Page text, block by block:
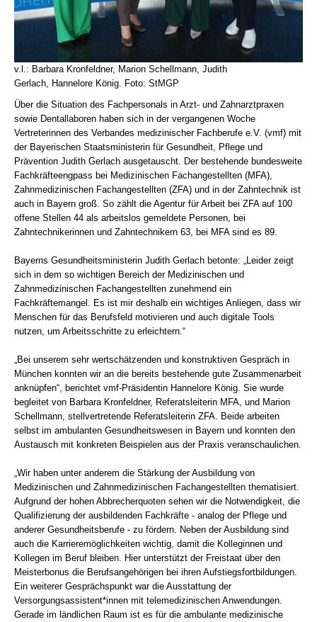
v.l.: Barbara Kronfeldner, Marion Schellmann, Judith
Gerlach, Hannelore König. Foto: StMGP
Über die Situation des Fachpersonals in Arzt- und Zahnarztpraxen
sowie Dentallaboren haben sich in der vergangenen Woche
Vertreterinnen des Verbandes medizinischer Fachberufe e.V. (vmf) mit
der Bayerischen Staatsministerin für Gesundheit, Pflege und
Prävention Judith Gerlach ausgetauscht. Der bestehende bundesweite
Fachkräfteengpass bei Medizinischen Fachangestellten (MFA),
Zahnmedizinischen Fachangestellten (ZFA) und in der Zahntechnik ist
auch in Bayern groß. So zählt die Agentur für Arbeit bei ZFA auf 100
offene Stellen 44 als arbeitslos gemeldete Personen, bei
Zahntechnikerinnen und Zahntechnikern 63, bei MFA sind es 89.
Bayerns Gesundheitsministerin Judith Gerlach betonte: „Leider zeigt
sich in dem so wichtigen Bereich der Medizinischen und
Zahnmedizinischen Fachangestellten zunehmend ein
Fachkräftemangel. Es ist mir deshalb ein wichtiges Anliegen, dass wir
Menschen für das Berufsfeld motivieren und auch digitale Tools
nutzen, um Arbeitsschritte zu erleichtern.“
„Bei unserem sehr wertschätzenden und konstruktiven Gespräch in
München konnten wir an die bereits bestehende gute Zusammenarbeit
anknüpfen“, berichtet vmf-Präsidentin Hannelore König. Sie wurde
begleitet von Barbara Kronfeldner, Referatsleiterin MFA, und Marion
Schellmann, stellvertretende Referatsleiterin ZFA. Beide arbeiten
selbst im ambulanten Gesundheitswesen in Bayern und konnten den
Austausch mit konkreten Beispielen aus der Praxis veranschaulichen.
„Wir haben unter anderem die Stärkung der Ausbildung von
Medizinischen und Zahnmedizinischen Fachangestellten thematisiert.
Aufgrund der hohen Abbrecherquoten sehen wir die Notwendigkeit, die
Qualifizierung der ausbildenden Fachkräfte - analog der Pflege und
anderer Gesundheitsberufe - zu fördern. Neben der Ausbildung sind
auch die Karrieremöglichkeiten wichtig, damit die Kolleginnen und
Kollegen im Beruf bleiben. Hier unterstützt der Freistaat über den
Meisterbonus die Berufsangehörigen bei ihren Aufstiegsfortbildungen.
Ein weiterer Gesprächspunkt war die Ausstattung der
Versorgungsassistent*innen mit telemedizinischen Anwendungen.
Gerade im ländlichen Raum ist es für die ambulante medizinische